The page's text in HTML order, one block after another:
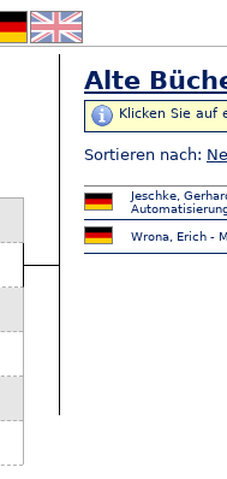
Alte
Klicken Sie
Sortieren nach:
Jeschke,
Wrona, Erich -